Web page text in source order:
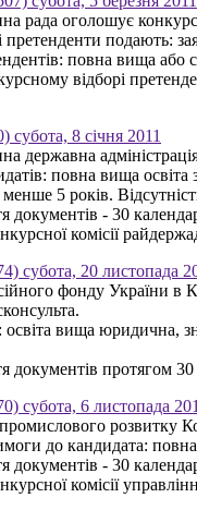
рада оголошує
претенденти подають:
повна вища або
відборі
8 січня 2011
державна
повна вища освіта
5 років.
документів - 30
комісії
субота, 20 листопада
фонду України в
вища юридична,
документів протягом
субота, 6 листопада
розвитку
до кандидата: повна
документів - 30
комісії